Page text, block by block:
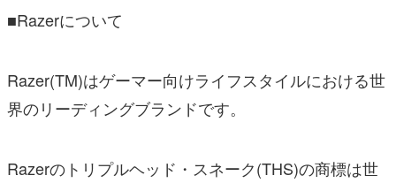
■Razerについて
Razer(TM)はゲーマー向けライフスタイルにおける世
界のリーディングブランドです。
Razerのトリプルヘッド・スネーク(THS)の商標は世